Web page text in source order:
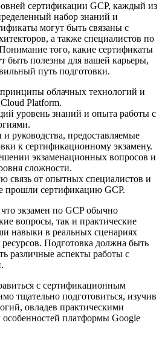
сертификации GCP, каждый из
набор знаний и
могут быть связаны с
а также специалистов по
того, какие сертификаты
быть полезны для вашей карьеры,
путь подготовки.
облачных технологий и
Platform.
уровень знаний и опыта работы с
руководства, предоставляемые
к сертификационному экзамену.
экзаменационных вопросов и
сложности.
связь от опытных специалистов и
прошли сертификацию GCP.
экзамен по GCP обычно
вопросы, так и практические
навыки в реальных сценариях
Подготовка должна быть
различные аспекты работы с
с сертификационным
тщательно подготовиться, изучив
овладев практическими
платформы Google